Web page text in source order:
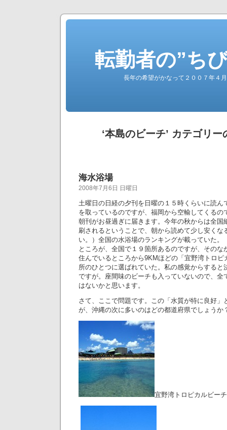
転勤者の”ち
長年の希望がかなって２００７年４
‘本島のビーチ’ カテゴリ
海水浴場
2008年7月6日 日曜日
土曜日の日経の夕刊を日曜の１５時くらいに読ん
を取っているのですが、福岡から空輸してくるの
朝刊がお昼過ぎに届きます。今年の秋からは全国
刷されるということで、朝から読めて少し安くな
い。）全国の水浴場のランキングが載っていた。
ところが、全国で１９箇所あるのですが、そのな
住んでいるところから9KMほどの「宜野湾トロピ
所のひとつに選ばれていた。私の感覚からすると
ですが。座間味のビーチも入っていないので、全
はないかと思います。
さて、ここで問題です。この「水質が特に良好」
が、沖縄の次に多いのはどの都道府県でしょう
宜野湾トロピカルビーチ